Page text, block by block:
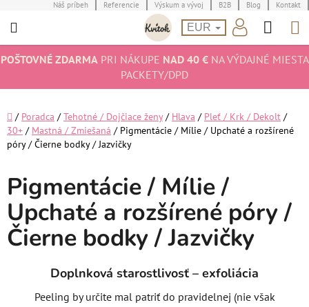
na
Náš príbeh Referencie Výskum a vývoj B2B Blog Kontakt
EUR
POŠTOVNÉ ZDARMAPRI NÁKUPE NAD 40 €NA VÝDAJNÉ MIESTA
PACKETY/DPD
Domov
/ Poradca / Tehotné / Dojčiace ženy / Hlava / Pleť / Krk / Dekolt /
30+ / Mastná / Zmiešaná / Pigmentácie / Mílie / Upchaté a rozšírené
póry / Čierne bodky / Jazvičky
Pigmentácie / Mílie /
Upchaté a rozšírené póry /
Čierne bodky / Jazvičky
Doplnková starostlivosť – exfoliácia
Peeling by určite mal patriť do pravidelnej (nie však